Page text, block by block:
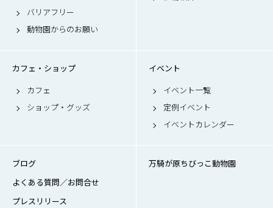
バリアフリー
動物園からのお願い
カフェ・ショップ
カフェ
ショップ・グッズ
イベント
イベント一覧
定例イベント
イベントカレンダー
ブログ
よくある質問／お問合せ
プレスリリース
万騎が原ちびっこ動物園